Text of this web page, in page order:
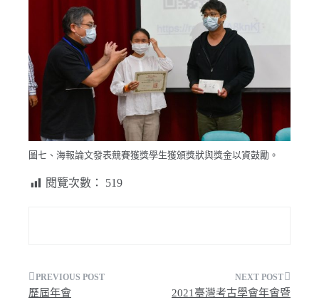
圖七、海報論文發表競賽獲獎學生獲頒獎狀與獎金以資鼓勵。
閱覽次數： 519
文
歷屆年會
2021臺灣考古學會年會暨